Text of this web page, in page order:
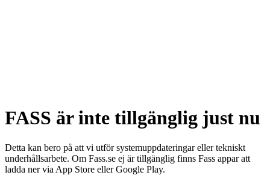
FASS är inte tillgänglig just nu
Detta kan bero på att vi utför systemuppdateringar eller tekniskt
underhållsarbete. Om Fass.se ej är tillgänglig finns Fass appar att
ladda ner via App Store eller Google Play.